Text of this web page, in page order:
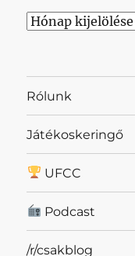
Archívum
Rólunk
Játékoskeringő
UFCC
Podcast
/r/csakblog